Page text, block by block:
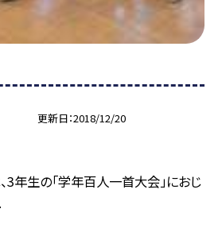
更新日 2018/12/20
3年生の「学年百人一首大会」におじ